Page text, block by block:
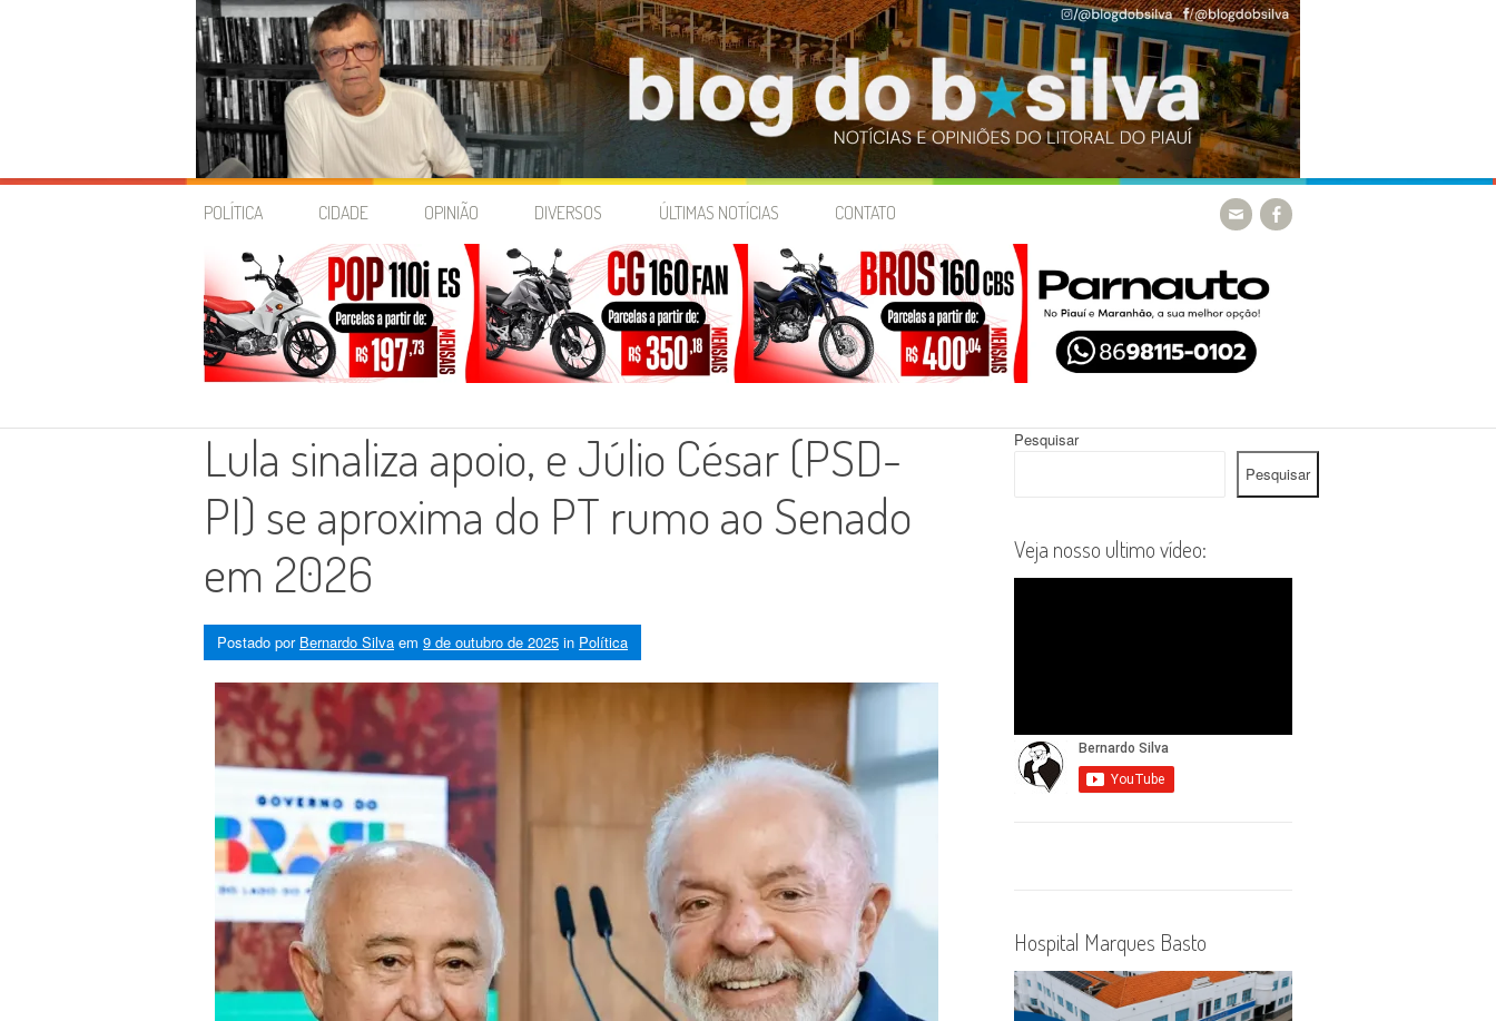
Skip
POLÍTICA CIDADE OPINIÃO DIVERSOS ÚLTIMAS NOTÍCIAS CONTATO
Lula sinaliza apoio, e Júlio César (PSD-
PI) se aproxima do PT rumo ao Senado
em 2026
Postado por Bernardo Silva em 9 de outubro de 2025 in Política
Pesquisar
Pesquisar
Veja nosso ultimo vídeo:
Hospital Marques Basto